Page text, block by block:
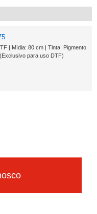
| Mídia: 80 cm | Tinta: Pigmento
para uso DTF)